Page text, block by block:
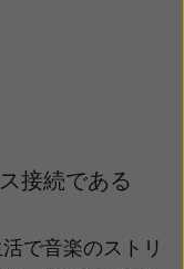
接続である
で音楽のストリ